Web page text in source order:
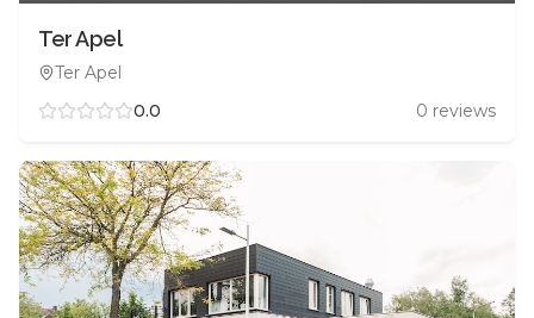
Ter Apel
Ter Apel
0.0
0 reviews